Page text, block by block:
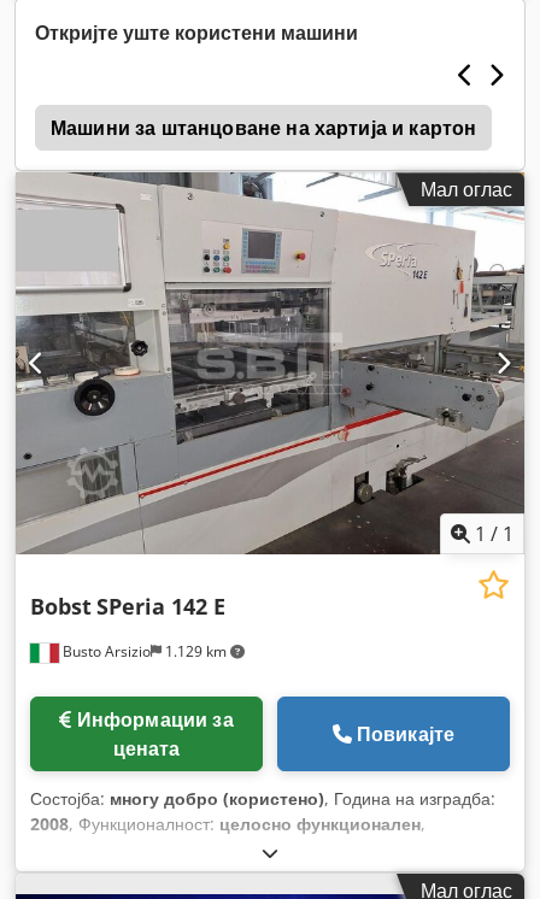
Откријте уште користени машини
Машини за штанцоване на хартија и картон
Мал оглас
1 / 1
Busto Arsizio 1.129 km
BobstSPeria 142 E
цената
Повикајте
Состојба: многу добро (користено), Година на изградба:
2008, Функционалност: целосно функционален,
Мал оглас